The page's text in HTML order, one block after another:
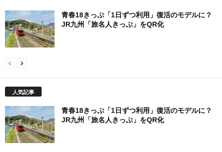
青春18きっぷ「1日ずつ利用」復活のモデルに？
JR九州「旅名人きっぷ」をQR化
人気記事
青春18きっぷ「1日ずつ利用」復活のモデルに？
JR九州「旅名人きっぷ」をQR化